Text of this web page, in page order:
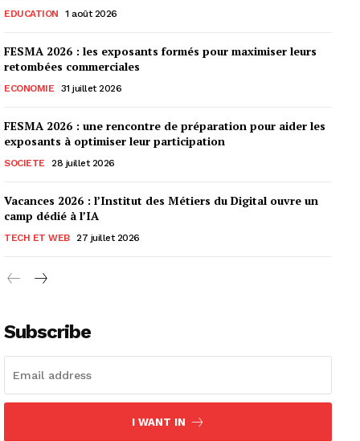
EDUCATION 1 août 2026
FESMA 2026 : les exposants formés pour maximiser leurs
retombées commerciales
ECONOMIE 31 juillet 2026
FESMA 2026 : une rencontre de préparation pour aider les
exposants à optimiser leur participation
SOCIETE 28 juillet 2026
Vacances 2026 : l’Institut des Métiers du Digital ouvre un
camp dédié à l’IA
TECH ET WEB 27 juillet 2026
Subscribe
I WANT IN